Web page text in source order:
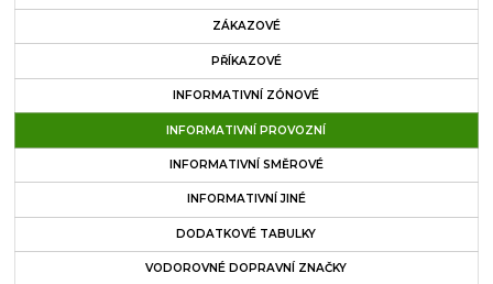
ZÁKAZOVÉ
PŘÍKAZOVÉ
INFORMATIVNÍ ZÓNOVÉ
INFORMATIVNÍ PROVOZNÍ
INFORMATIVNÍ SMĚROVÉ
INFORMATIVNÍ JINÉ
DODATKOVÉ TABULKY
VODOROVNÉ DOPRAVNÍ ZNAČKY